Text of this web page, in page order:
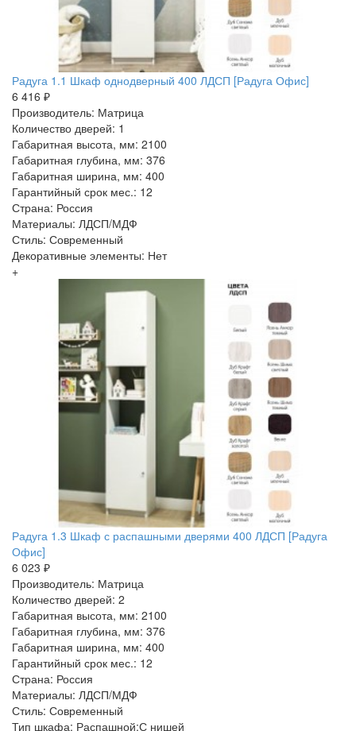
Радуга 1.1 Шкаф однодверный 400 ЛДСП [Радуга Офис]
6 416 ₽
Производитель: Матрица
Количество дверей: 1
Габаритная высота, мм: 2100
Габаритная глубина, мм: 376
Габаритная ширина, мм: 400
Гарантийный срок мес.: 12
Страна: Россия
Материалы: ЛДСП/МДФ
Стиль: Современный
Декоративные элементы: Нет
+
Радуга 1.3 Шкаф с распашными дверями 400 ЛДСП [Радуга
Офис]
6 023 ₽
Производитель: Матрица
Количество дверей: 2
Габаритная высота, мм: 2100
Габаритная глубина, мм: 376
Габаритная ширина, мм: 400
Гарантийный срок мес.: 12
Страна: Россия
Материалы: ЛДСП/МДФ
Стиль: Современный
Тип шкафа: Распашной:С нишей